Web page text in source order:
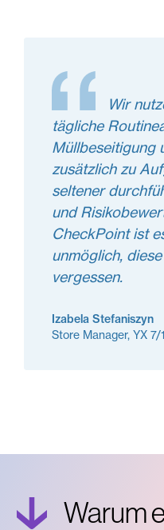
Wir
tägliche
Müllbeseitigung
zusätzlich zu
seltener
und
CheckPoint ist
unmöglich,
vergessen.
Izabela Stefaniszyn
Store Manager, YX 7/